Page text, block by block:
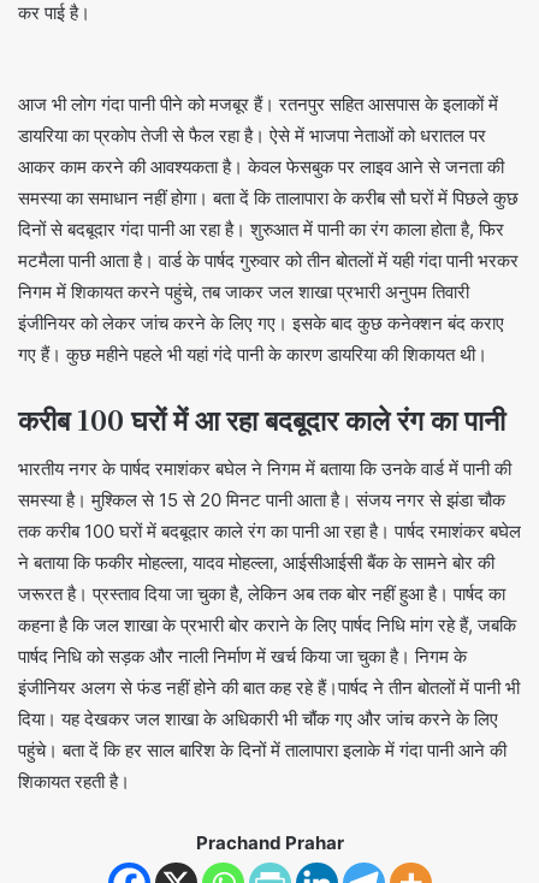
कर पाई है।
आज भी लोग गंदा पानी पीने को मजबूर हैं। रतनपुर सहित आसपास के इलाकों में
डायरिया का प्रकोप तेजी से फैल रहा है। ऐसे में भाजपा नेताओं को धरातल पर
आकर काम करने की आवश्यकता है। केवल फेसबुक पर लाइव आने से जनता की
समस्या का समाधान नहीं होगा। बता दें कि तालापारा के करीब सौ घरों में पिछले कुछ
दिनों से बदबूदार गंदा पानी आ रहा है। शुरुआत में पानी का रंग काला होता है, फिर
मटमैला पानी आता है। वार्ड के पार्षद गुरुवार को तीन बोतलों में यही गंदा पानी भरकर
निगम में शिकायत करने पहुंचे, तब जाकर जल शाखा प्रभारी अनुपम तिवारी
इंजीनियर को लेकर जांच करने के लिए गए। इसके बाद कुछ कनेक्शन बंद कराए
गए हैं। कुछ महीने पहले भी यहां गंदे पानी के कारण डायरिया की शिकायत थी।
करीब 100 घरों में आ रहा बदबूदार काले रंग का पानी
भारतीय नगर के पार्षद रमाशंकर बघेल ने निगम में बताया कि उनके वार्ड में पानी की
समस्या है। मुश्किल से 15 से 20 मिनट पानी आता है। संजय नगर से झंडा चौक
तक करीब 100 घरों में बदबूदार काले रंग का पानी आ रहा है। पार्षद रमाशंकर बघेल
ने बताया कि फकीर मोहल्ला, यादव मोहल्ला, आईसीआईसी बैंक के सामने बोर की
जरूरत है। प्रस्ताव दिया जा चुका है, लेकिन अब तक बोर नहीं हुआ है। पार्षद का
कहना है कि जल शाखा के प्रभारी बोर कराने के लिए पार्षद निधि मांग रहे हैं, जबकि
पार्षद निधि को सड़क और नाली निर्माण में खर्च किया जा चुका है। निगम के
इंजीनियर अलग से फंड नहीं होने की बात कह रहे हैं।पार्षद ने तीन बोतलों में पानी भी
दिया। यह देखकर जल शाखा के अधिकारी भी चौंक गए और जांच करने के लिए
पहुंचे। बता दें कि हर साल बारिश के दिनों में तालापारा इलाके में गंदा पानी आने की
शिकायत रहती है।
Prachand Prahar